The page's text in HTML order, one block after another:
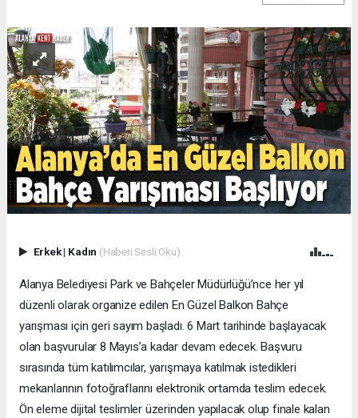
Erkek| Kadın (Haberi Sesli Oku)
Alanya Belediyesi Park ve Bahçeler Müdürlüğü’nce her yıl
düzenli olarak organize edilen En Güzel Balkon Bahçe
yarışması için geri sayım başladı. 6 Mart tarihinde başlayacak
olan başvurular 8 Mayıs’a kadar devam edecek. Başvuru
sırasında tüm katılımcılar, yarışmaya katılmak istedikleri
mekanlarının fotoğraflarını elektronik ortamda teslim edecek.
Ön eleme dijital teslimler üzerinden yapılacak olup finale kalan